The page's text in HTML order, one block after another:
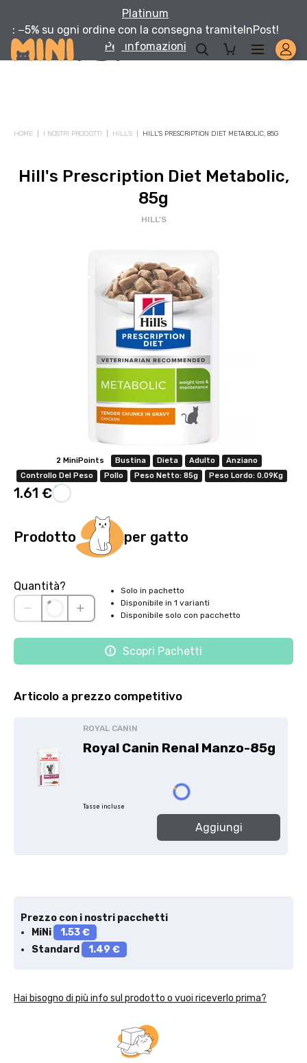
Platinum
: −5% su ogni ordine con la consegna tramiteInPost!
Per infomazioni
HOME I NOSTRI PRODOTTI HILL'S HILL'S PRESCRIPTION DIET METABOLIC, 85G
Hill's Prescription Diet Metabolic,
85g
HILL'S
2 MiniPoints Bustina Dieta Adulto
Anziano
Controllo Del Peso
Pollo Peso Netto: 85g Peso Lordo: 0.09Kg
1.61 €
Prodotto per gatto
Quantità?
Solo in pachetto
Disponibile in 1 varianti
Disponibile solo con pacchetto
Scopri Pachetti
Articolo a prezzo competitivo
ROYAL CANIN
Royal Canin Renal Manzo-85g
Tasse incluse
Aggiungi
Prezzo con i nostri pacchetti
MiNi
1.53 €
Standard
1.49 €
Hai bisogno di più info sul prodotto o vuoi riceverlo prima?